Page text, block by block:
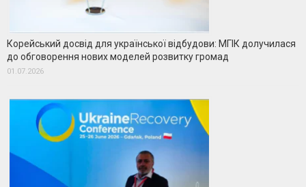
Корейський досвід для української відбудови: МГІК долучилася
до обговорення нових моделей розвитку громад
01.07.2026